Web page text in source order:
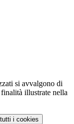
si avvalgono di
illustrate nella
i cookies